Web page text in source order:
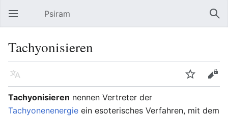
Hauptmenü öffnen Psiram
Tachyonisieren
Sprache Beobachten
Bearbeiten
Tachyonisieren nennen Vertreter der
Tachyonenenergie ein esoterisches Verfahren, mit dem